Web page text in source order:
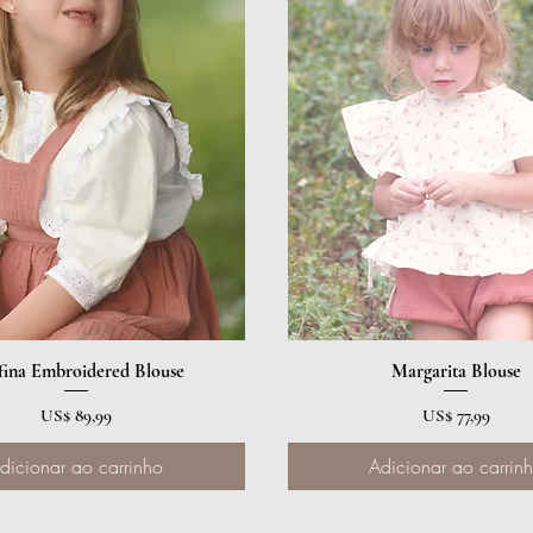
Visualização rápida
Embroidered Blouse
Preço
US$ 89,99
ao carrinho
Visualização rápida
Margarita Blouse
Preço
US$ 77,99
Adicionar ao